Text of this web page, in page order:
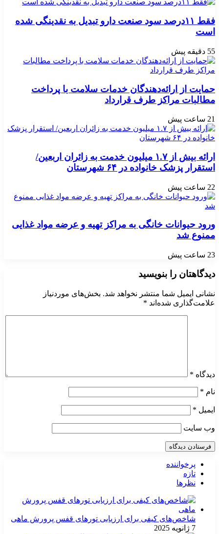
فقط ۱۱‌درصد سود صنعت دارو تبدیل به نقدینگی شده
است
55 دقیقه پیش
حمایت از ارائه‌دهندگان خدمات سلامت با پرداخت
مطالبات مراکز طرف قرارداد
21 ساعت پیش
ارائه بیش از ۱.۷ میلیون خدمت به زائران اربعین/
استقرار پزشک خانواده در ۶۴ شهرستان
22 ساعت پیش
ورود حیوانات خانگی به مراکز تهیه و عرضه مواد غذایی
ممنوع شد
23 ساعت پیش
دیدگاهتان را بنویسید
نشانی ایمیل شما منتشر نخواهد شد. بخش‌های موردنیاز
علامت‌گذاری شده‌اند *
دیدگاه *
نام *
ایمیل *
وب‌ سایت
پرخواننده
تازه
نظرها
شاخص‌های کیفی برای ارزیابی تورهای قفس پرورش ماهی
7 ژانویه 2025